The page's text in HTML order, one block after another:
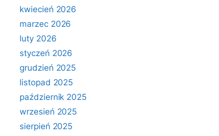
kwiecień 2026
marzec 2026
luty 2026
styczeń 2026
grudzień 2025
listopad 2025
październik 2025
wrzesień 2025
sierpień 2025